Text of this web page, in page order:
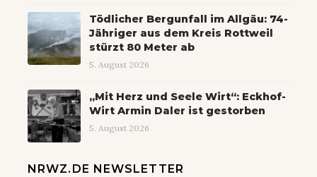
Tödlicher Bergunfall im Allgäu: 74-
Jähriger aus dem Kreis Rottweil
stürzt 80 Meter ab
5. August 2026
„Mit Herz und Seele Wirt“: Eckhof-
Wirt Armin Daler ist gestorben
5. August 2026
NRWZ.DE NEWSLETTER